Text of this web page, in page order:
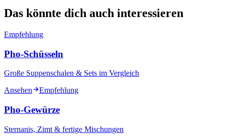
Das könnte dich auch interessieren
Empfehlung
Pho-Schüsseln
Große Suppenschalen & Sets im Vergleich
Ansehen
Empfehlung
Pho-Gewürze
Sternanis, Zimt & fertige Mischungen